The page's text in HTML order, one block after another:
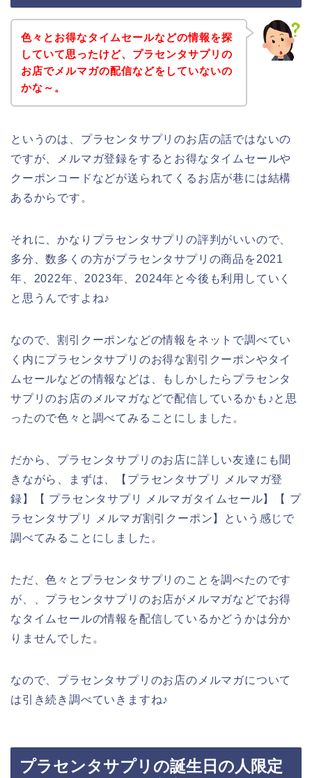
色々とお得なタイムセールなどの情報を探
していて思ったけど、プラセンタサプリの
お店でメルマガの配信などをしていないの
かな～。
というのは、プラセンタサプリのお店の話ではないの
ですが、メルマガ登録をするとお得なタイムセールや
クーポンコードなどが送られてくるお店が巷には結構
あるからです。
それに、かなりプラセンタサプリの評判がいいので、
多分、数多くの方がプラセンタサプリの商品を2021
年、2022年、2023年、2024年と今後も利用していく
と思うんですよね♪
なので、割引クーポンなどの情報をネットで調べてい
く内にプラセンタサプリのお得な割引クーポンやタイ
ムセールなどの情報などは、もしかしたらプラセンタ
サプリのお店のメルマガなどで配信しているかも♪と思
ったので色々と調べてみることにしました。
だから、プラセンタサプリのお店に詳しい友達にも聞
きながら、まずは、【プラセンタサプリ メルマガ登
録】【 プラセンタサプリ メルマガタイムセール】【 プ
ラセンタサプリ メルマガ割引クーポン】という感じで
調べてみることにしました。
ただ、色々とプラセンタサプリのことを調べたのです
が、、プラセンタサプリのお店がメルマガなどでお得
なタイムセールの情報を配信しているかどうかは分か
りませんでした。
なので、プラセンタサプリのお店のメルマガについて
は引き続き調べていきますね♪
プラセンタサプリの誕生日の人限定